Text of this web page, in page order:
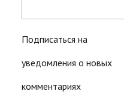
Подписаться на
уведомления о новых
комментариях